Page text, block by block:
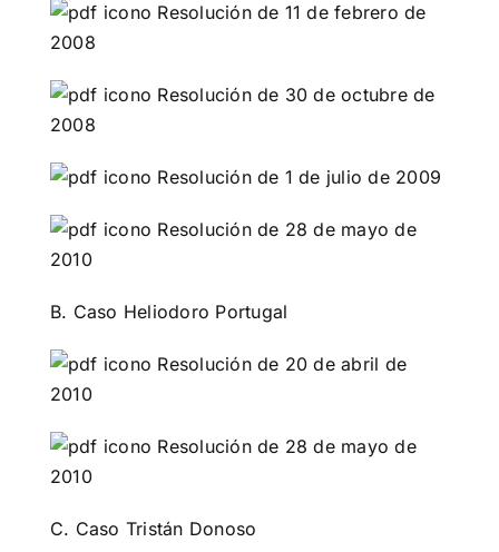
Resolución de 11 de febrero de
2008
Resolución de 30 de octubre de
2008
Resolución de 1 de julio de 2009
Resolución de 28 de mayo de
2010
B. Caso Heliodoro Portugal
Resolución de 20 de abril de
2010
Resolución de 28 de mayo de
2010
C. Caso Tristán Donoso